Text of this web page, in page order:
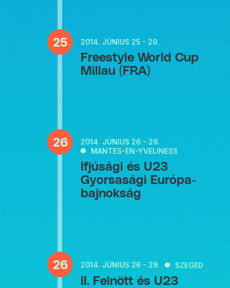
25 2014. JÚNIUS 25 - 29.
Freestyle World Cup
Millau (FRA)
26 2014. JÚNIUS 26 - 29.
MANTES-EN-YVELINESS
Ifjúsági és U23
Gyorsasági Európa-
bajnokság
26 2014. JÚNIUS 26 - 29. SZEGED
II. Felnőtt és U23